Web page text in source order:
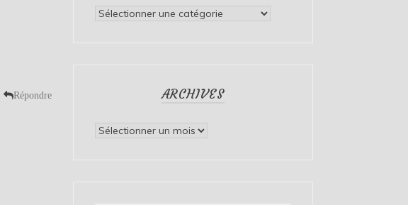
Répondre
Catégories
ARCHIVES
Archives